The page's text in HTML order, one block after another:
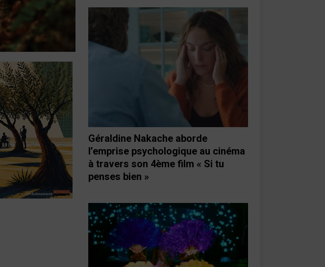
Géraldine Nakache aborde
l’emprise psychologique au cinéma
à travers son 4ème film « Si tu
penses bien »